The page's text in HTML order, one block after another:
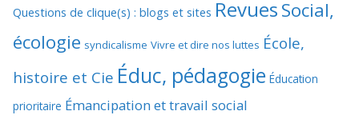
Questions de clique(s) : blogs et sites RevuesSocial,
écologie syndicalisme Vivre et dire nos luttes École,
histoire et Cie Éduc, pédagogie Éducation
prioritaire Émancipation et travail social